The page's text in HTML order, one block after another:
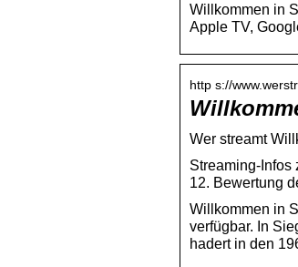
Willkommen in
Apple TV,
http s://
Wer streamt
Streaming-Infos
12. Bewertung
Willkommen in
verfügbar. In
hadert in den